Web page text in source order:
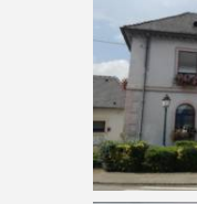
Les nouveaux
: 8h00 –
18h00 Mercredi